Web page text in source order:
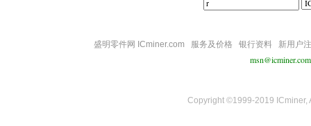
盛明零件网 ICminer.com 服务及价格 银行资料 新用户
msn@icminer.com
Copyright ©1999-2019 ICminer,